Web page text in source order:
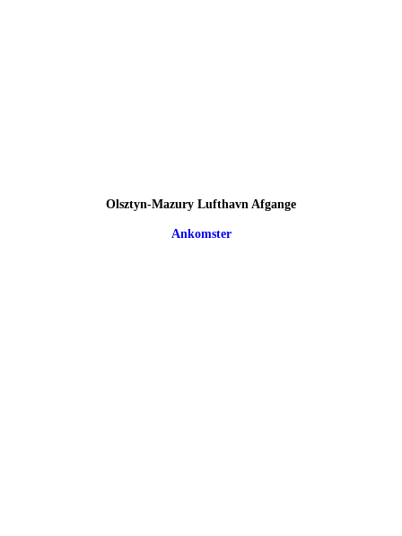
Olsztyn-Mazury Lufthavn Afgange
Ankomster